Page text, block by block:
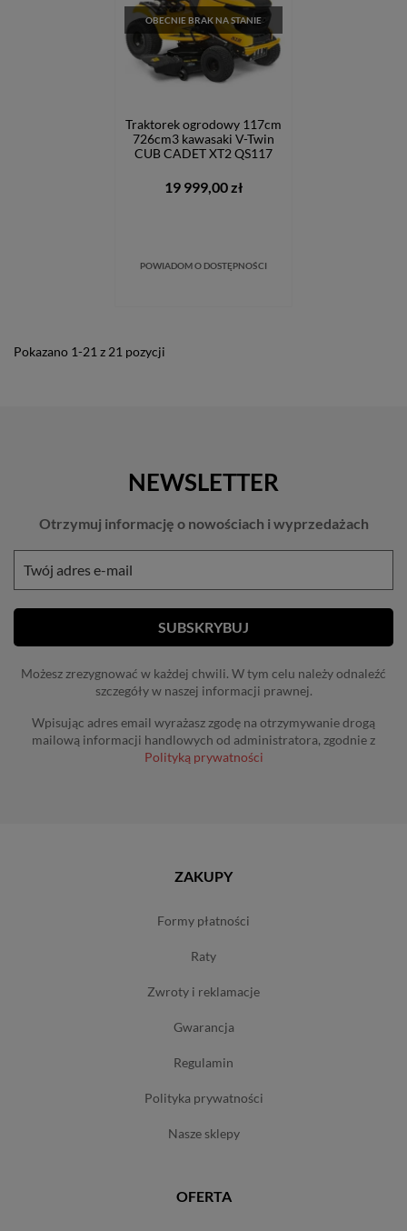
OBECNIE BRAK NA STANIE
Traktorek ogrodowy 117cm
726cm3 kawasaki V-Twin
CUB CADET XT2 QS117
19 999,00 zł
POWIADOM O DOSTĘPNOŚCI
Pokazano 1-21 z 21 pozycji
NEWSLETTER
Otrzymuj informację o nowościach i wyprzedażach
Możesz zrezygnować w każdej chwili. W tym celu należy odnaleźć
szczegóły w naszej informacji prawnej.
Wpisując adres email wyrażasz zgodę na otrzymywanie drogą
mailową informacji handlowych od administratora, zgodnie z
Polityką prywatności
ZAKUPY
formy płatności
raty
zwroty i reklamacje
gwarancja
regulamin
polityka prywatności
nasze sklepy
OFERTA